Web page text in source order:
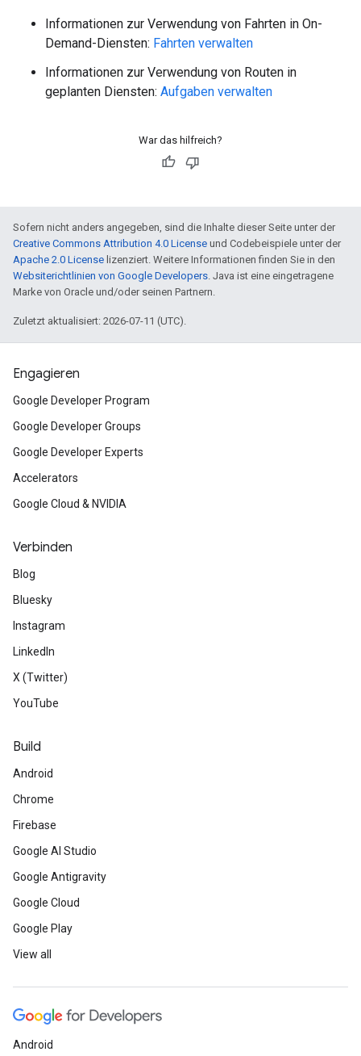
Informationen zur Verwendung von Fahrten in On-
Demand-Diensten: Fahrten verwalten
Informationen zur Verwendung von Routen in
geplanten Diensten: Aufgaben verwalten
War das hilfreich?
Sofern nicht anders angegeben, sind die Inhalte dieser Seite unter der
Creative Commons Attribution 4.0 License und Codebeispiele unter der
Apache 2.0 License lizenziert. Weitere Informationen finden Sie in den
Websiterichtlinien von Google Developers. Java ist eine eingetragene
Marke von Oracle und/oder seinen Partnern.
Zuletzt aktualisiert: 2026-07-11 (UTC).
Engagieren
Google Developer Program
Google Developer Groups
Google Developer Experts
Accelerators
Google Cloud & NVIDIA
Verbinden
Blog
Bluesky
Instagram
LinkedIn
X (Twitter)
YouTube
Build
Android
Chrome
Firebase
Google AI Studio
Google Antigravity
Google Cloud
Google Play
View all
Android